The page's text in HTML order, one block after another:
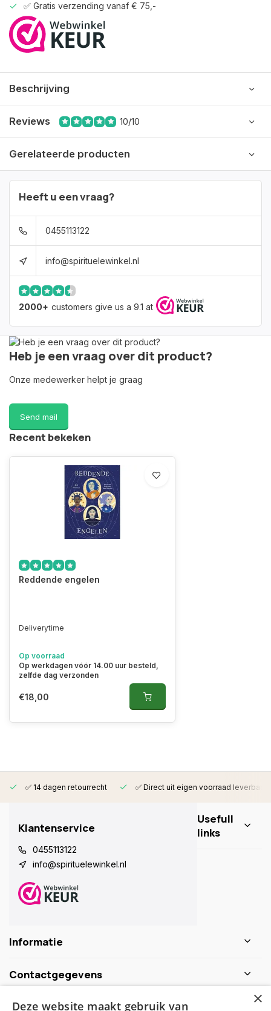
✅ Gratis verzending vanaf € 75,-
Beschrijving
Reviews 10/10
Gerelateerde producten
Heeft u een vraag?
0455113122
info@spirituelewinkel.nl
2000+ customers give us a 9.1 at
Heb je een vraag over dit product?
Onze medewerker helpt je graag
Send mail
Recent bekeken
Reddende engelen
Deliverytime
Op voorraad
Op werkdagen vóór 14.00 uur besteld,
zelfde dag verzonden
€18,00
✅ 14 dagen retourrecht ✅ Direct uit eigen voorraad leverbaar
Klantenservice
0455113122
info@spirituelewinkel.nl
Usefull
links
Informatie
Contactgegevens
×
Deze website maakt gebruik van